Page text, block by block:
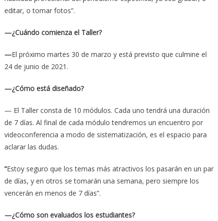
editar, o tomar fotos”.
—¿Cuándo comienza el Taller?
—El próximo martes 30 de marzo y está previsto que culmine el
24 de junio de 2021.
—¿Cómo está diseñado?
— El Taller consta de 10 módulos. Cada uno tendrá una duración
de 7 días. Al final de cada módulo tendremos un encuentro por
videoconferencia a modo de sistematización, es el espacio para
aclarar las dudas.
“Estoy seguro que los temas más atractivos los pasarán en un par
de días, y en otros se tomarán una semana, pero siempre los
vencerán en menos de 7 días”.
—¿Cómo son evaluados los estudiantes?